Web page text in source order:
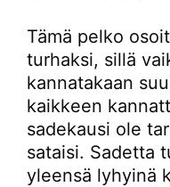
Tämä pelko
turhaksi, sillä
kannatakaan
kaikkeen
sadekausi ole
sataisi. Sadetta
yleensä lyhyinä